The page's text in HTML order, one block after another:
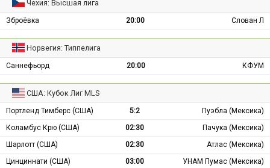
Чехия: Высшая лига
Зброёвка 20:00 Слован Л
Норвегия: Типпелига
Саннефьорд 20:00 КФУМ
США: Кубок Лиг MLS
Портленд Тимберс (США) 5:2
Пуэбла (Мексика)
Коламбус Крю (США)
02:30
Пачука (Мексика)
Шарлотт (США)
02:30
Атлас (Мексика)
Цинциннати (США)
03:00
УНАМ Пумас (Мексика)